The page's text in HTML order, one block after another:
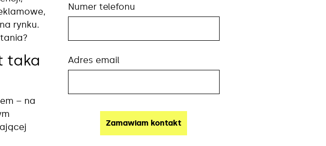
rynku.
taka
– na
Numer telefonu
Adres email